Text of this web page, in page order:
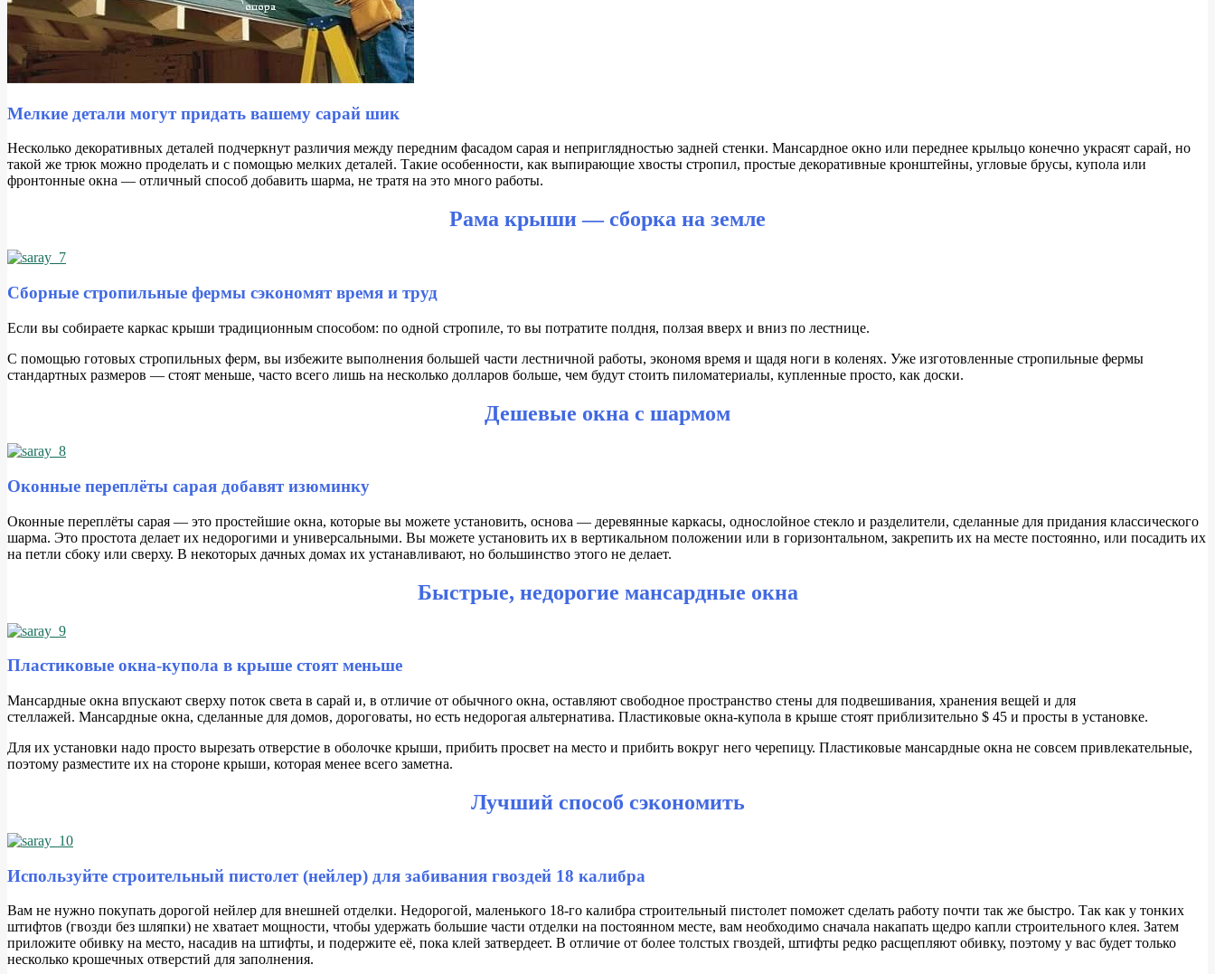
Мелкие детали могут придать вашему сарай шик
Несколько декоративных деталей подчеркнут различия между передним фасадом сарая и неприглядностью задней стенки. Мансардное окно или переднее крыльцо конечно украсят сарай, но
такой же трюк можно проделать и с помощью мелких деталей. Такие особенности, как выпирающие хвосты стропил, простые декоративные кронштейны, угловые брусы, купола или
фронтонные окна — отличный способ добавить шарма, не тратя на это много работы.
Рама крыши — сборка на земле
Сборные стропильные фермы сэкономят время и труд
Если вы собираете каркас крыши традиционным способом: по одной стропиле, то вы потратите полдня, ползая вверх и вниз по лестнице.
С помощью готовых стропильных ферм, вы избежите выполнения большей части лестничной работы, экономя время и щадя ноги в коленях. Уже изготовленные стропильные фермы
стандартных размеров — стоят меньше, часто всего лишь на несколько долларов больше, чем будут стоить пиломатериалы, купленные просто, как доски.
Дешевые окна с шармом
Оконные переплёты сарая добавят изюминку
Оконные переплёты сарая — это простейшие окна, которые вы можете установить, основа — деревянные каркасы, однослойное стекло и разделители, сделанные для придания классического
шарма. Это простота делает их недорогими и универсальными. Вы можете установить их в вертикальном положении или в горизонтальном, закрепить их на месте постоянно, или посадить их
на петли сбоку или сверху. В некоторых дачных домах их устанавливают, но большинство этого не делает.
Быстрые, недорогие мансардные окна
Пластиковые окна-купола в крыше стоят меньше
Мансардные окна впускают сверху поток света в сарай и, в отличие от обычного окна, оставляют свободное пространство стены для подвешивания, хранения вещей и для
стеллажей. Мансардные окна, сделанные для домов, дороговаты, но есть недорогая альтернатива. Пластиковые окна-купола в крыше стоят приблизительно $ 45 и просты в установке.
Для их установки надо просто вырезать отверстие в оболочке крыши, прибить просвет на место и прибить вокруг него черепицу. Пластиковые мансардные окна не совсем привлекательные,
поэтому разместите их на стороне крыши, которая менее всего заметна.
Лучший способ сэкономить
Используйте строительный пистолет (нейлер) для забивания гвоздей 18 калибра
Вам не нужно покупать дорогой нейлер для внешней отделки. Недорогой, маленького 18-го калибра строительный пистолет поможет сделать работу почти так же быстро. Так как у тонких
штифтов (гвозди без шляпки) не хватает мощности, чтобы удержать большие части отделки на постоянном месте, вам необходимо сначала накапать щедро капли строительного клея. Затем
приложите обивку на место, насадив на штифты, и подержите её, пока клей затвердеет. В отличие от более толстых гвоздей, штифты редко расщепляют обивку, поэтому у вас будет только
несколько крошечных отверстий для заполнения.